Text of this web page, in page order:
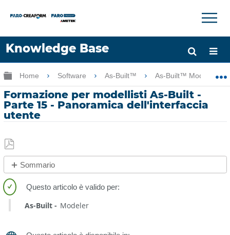
Knowledge Base
Lingua
Chiedere aiuto Accesso
×
Ingrandisci/riduci gerarchia globale
Home Software As-Built™ As-Built™ Modeler
Formazione per modellisti As-Built -
Parte 15 - Panoramica dell'interfaccia
utente
Salva
come
PDF
Sommario
No
intestazioni
As-Built Modeler